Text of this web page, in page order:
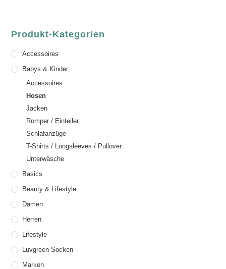
Produkt-Kategorien
Accessoires
Babys & Kinder
Accessoires
Hosen
Jacken
Romper / Einteiler
Schlafanzüge
T-Shirts / Longsleeves / Pullover
Unterwäsche
Basics
Beauty & Lifestyle
Damen
Herren
Lifestyle
Luvgreen Socken
Marken